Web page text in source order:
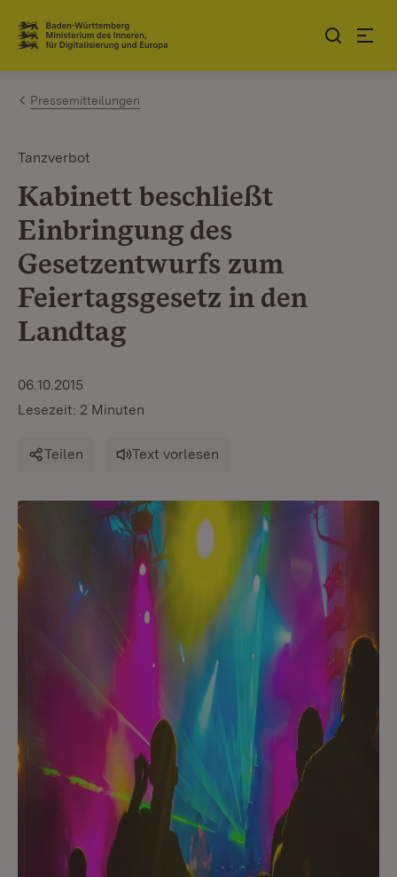
Zum Inhalt springen
Link zur Startseite
Pressemitteilungen
Tanzverbot
Kabinett beschließt
Einbringung des
Gesetzentwurfs zum
Feiertagsgesetz in den
Landtag
06.10.2015
Lesezeit: 2 Minuten
Teilen Text vorlesen